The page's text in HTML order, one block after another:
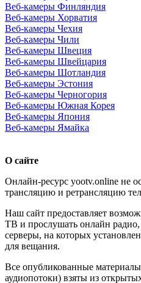
Веб-камеры Финляндия
Веб-камеры Хорватия
Веб-камеры Чехия
Веб-камеры Чили
Веб-камеры Швеция
Веб-камеры Швейцария
Веб-камеры Шотландия
Веб-камеры Эстония
Веб-камеры Черногория
Веб-камеры Южная Корея
Веб-камеры Япония
Веб-камеры Ямайка
О сайте
Онлайн-ресурс yootv.online не
трансляцию и ретрансляцию
Наш сайт предоставляет
ТВ и прослушать онлайн радио,
серверы, на которых
для вещания.
Все опубликованные
аудиопотоки) взяты из